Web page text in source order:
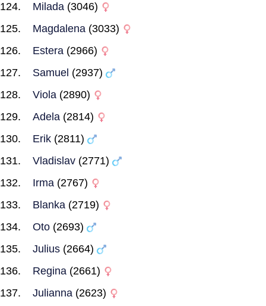
Milada (3046)
Magdalena (3033)
Estera (2966)
Samuel (2937)
Viola (2890)
Adela (2814)
Erik (2811)
Vladislav (2771)
Irma (2767)
Blanka (2719)
Oto (2693)
Julius (2664)
Regina (2661)
Julianna (2623)